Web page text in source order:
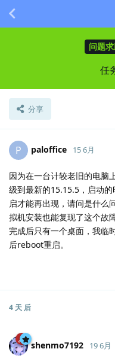
问题
任
分享
P paloffice 15 6月
因为在一台计较老旧的电脑
级到最新的15.15.5，启动
启才能再出现，请问是什么
拟机安装也能复现了这个故
完成后只有一个桌面，我临
后reboot重启。
4 天 后
shenmo7192 19 6月